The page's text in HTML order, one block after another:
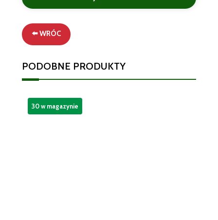
Rąk
Dozownikiem
Kwiat
Mleko
300
ml
⬅️ WRÓC
PODOBNE PRODUKTY
30 w magazynie